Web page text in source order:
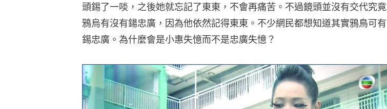
頭錫了一啖，之後她就忘記了東東，不會再痛苦。不過鏡頭並沒有交代究竟
鴉烏有沒有鍚忠廣，因為他依然記得東東。不少網民都想知道其實鴉鳥可有
錫忠廣。為什麼會是小惠失憶而不是忠廣失憶？